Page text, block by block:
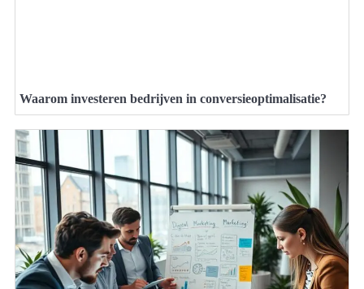
Waarom investeren bedrijven in conversieoptimalisatie?